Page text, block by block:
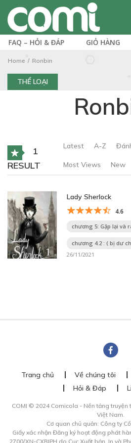
FAQ – HỎI & ĐÁP GIỎ HÀNG
Home Ronbin
THỂ LOẠI
1
RESULT
Latest A-Z
Most Views New
Lady Sherlock
4.6
chương 5: Gặp lại và
chương 4.2 : ( bị dư
26/11/2021
Trang chủ Về chúng tôi
Hỏi & Đáp
COMI © 2024 Comicola - Nền tảng truyện
Việt Nam.
Cơ quan chủ quản: Công ty
Giấy xác nhận Đăng ký hoạt động phát
2700/XN-CXBIPH do Cục Xuất bản, In và